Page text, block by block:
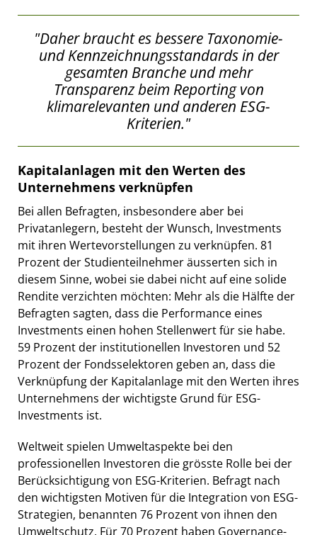
"Daher braucht es bessere Taxonomie-
und Kennzeichnungsstandards in der
gesamten Branche und mehr
Transparenz beim Reporting von
klimarelevanten und anderen ESG-
Kriterien."
Kapitalanlagen mit den Werten des
Unternehmens verknüpfen
Bei allen Befragten, insbesondere aber bei
Privatanlegern, besteht der Wunsch, Investments
mit ihren Wertevorstellungen zu verknüpfen. 81
Prozent der Studienteilnehmer äusserten sich in
diesem Sinne, wobei sie dabei nicht auf eine solide
Rendite verzichten möchten: Mehr als die Hälfte der
Befragten sagten, dass die Performance eines
Investments einen hohen Stellenwert für sie habe.
59 Prozent der institutionellen Investoren und 52
Prozent der Fondsselektoren geben an, dass die
Verknüpfung der Kapitalanlage mit den Werten ihres
Unternehmens der wichtigste Grund für ESG-
Investments ist.
Weltweit spielen Umweltaspekte bei den
professionellen Investoren die grösste Rolle bei der
Berücksichtigung von ESG-Kriterien. Befragt nach
den wichtigsten Motiven für die Integration von ESG-
Strategien, benannten 76 Prozent von ihnen den
Umweltschutz. Für 70 Prozent haben Governance-